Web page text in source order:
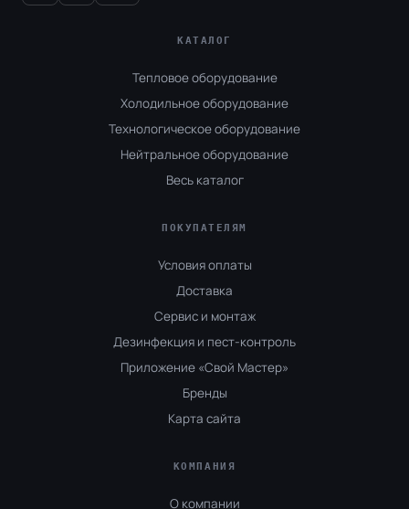
КАТАЛОГ
Тепловое оборудование
Холодильное оборудование
Технологическое оборудование
Нейтральное оборудование
Весь каталог
ПОКУПАТЕЛЯМ
Условия оплаты
Доставка
Сервис и монтаж
Дезинфекция и пест-контроль
Приложение «Свой Мастер»
Бренды
Карта сайта
КОМПАНИЯ
О компании